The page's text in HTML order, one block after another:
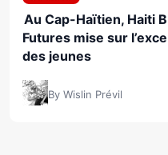
Au Cap-Haïtien, Haiti
Futures mise sur
des jeunes
By Wislin Prévil